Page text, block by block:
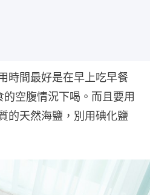
時間最好是在早上吃早餐
空腹情況下喝。而且要用
的天然海鹽，別用碘化鹽